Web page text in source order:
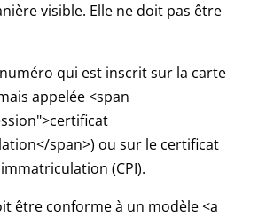
visible. Elle ne doit pas être
qui est inscrit sur la carte
appelée <span
span>) ou sur le certificat
(CPI).
être conforme à un modèle <a